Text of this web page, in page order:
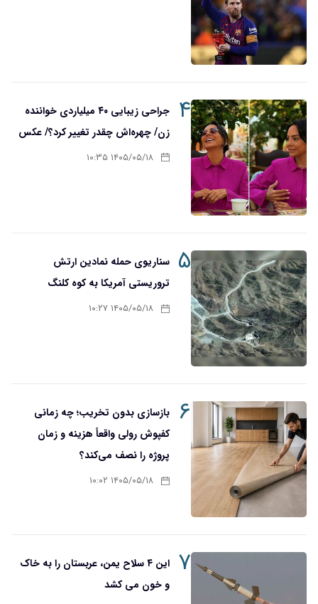
۴
جراحی زیبایی ۴۰ میلیاردی خواننده
زن/ چهره‌اش چقدر تغییر کرد؟/ عکس
۱۴۰۵/۰۵/۱۸ ۱۰:۳۵
۵ سناریوی حمله نمادین ارتش
تروریستی آمریکا به کوه کلنگ
۱۴۰۵/۰۵/۱۸ ۱۰:۲۷
۶ بازسازی بدون تخریب؛ چه زمانی
کفپوش رولی واقعاً هزینه و زمان
پروژه را نصف می‌کند؟
۱۴۰۵/۰۵/۱۸ ۱۰:۰۲
۷
این ۴ سلاح یمن، عربستان را به خاک
و خون می کشد